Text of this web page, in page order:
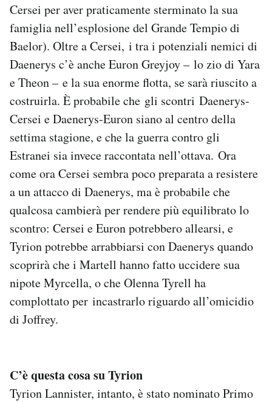
Cersei per aver praticamente sterminato la sua
famiglia nell’esplosione del Grande Tempio di
Baelor). Oltre a Cersei, i tra i potenziali nemici di
Daenerys c’è anche Euron Greyjoy – lo zio di Yara
e Theon – e la sua enorme flotta, se sarà riuscito a
costruirla. È probabile che gli scontri Daenerys-
Cersei e Daenerys-Euron siano al centro della
settima stagione, e che la guerra contro gli
Estranei sia invece raccontata nell’ottava. Ora
come ora Cersei sembra poco preparata a resistere
a un attacco di Daenerys, ma è probabile che
qualcosa cambierà per rendere più equilibrato lo
scontro: Cersei e Euron potrebbero allearsi, e
Tyrion potrebbe arrabbiarsi con Daenerys quando
scoprirà che i Martell hanno fatto uccidere sua
nipote Myrcella, o che Olenna Tyrell ha
complottato per incastrarlo riguardo all’omicidio
di Joffrey.
C’è questa cosa su Tyrion
Tyrion Lannister, intanto, è stato nominato Primo